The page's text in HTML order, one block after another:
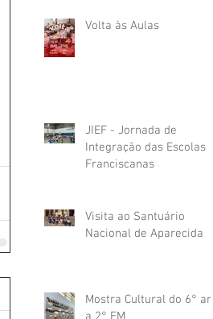
Volta às Aulas
JIEF - Jornada de
Integração das Escolas
Franciscanas
Visita ao Santuário
Nacional de Aparecida
Mostra Cultural do 6° ano